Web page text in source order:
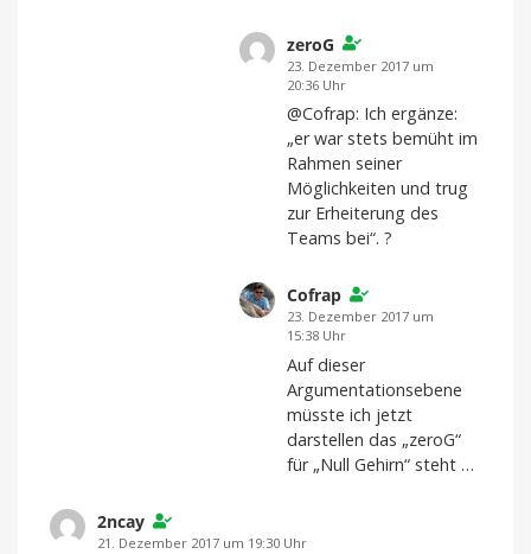
zeroG
23. Dezember 2017 um
20:36 Uhr
@Cofrap: Ich ergänze:
„er war stets bemüht im
Rahmen seiner
Möglichkeiten und trug
zur Erheiterung des
Teams bei“. ?
Cofrap
23. Dezember 2017 um
15:38 Uhr
Auf dieser
Argumentationsebene
müsste ich jetzt
darstellen das „zeroG“
für „Null Gehirn“ steht …
2ncay
21. Dezember 2017 um 19:30 Uhr